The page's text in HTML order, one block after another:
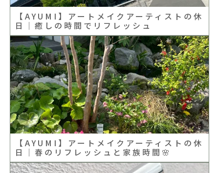
【AYUMI】アートメイクアーティストの休
日｜癒しの時間でリフレッシュ
【AYUMI】アートメイクアーティストの休
日｜春のリフレッシュと家族時間🌸